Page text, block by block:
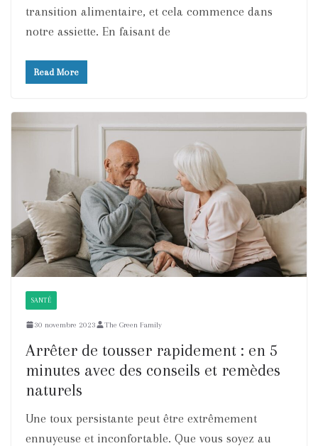
transition alimentaire, et cela commence dans
notre assiette. En faisant de
Read More
SANTÉ
30 novembre 2023 The Green Family
Arrêter de tousser rapidement : en 5
minutes avec des conseils et remèdes
naturels
Une toux persistante peut être extrêmement
ennuyeuse et inconfortable. Que vous soyez au